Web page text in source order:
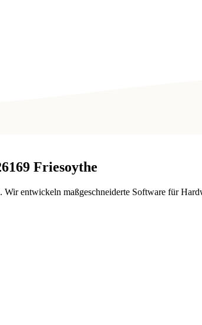
Friesoythe
entwickeln maßgeschneiderte Software für